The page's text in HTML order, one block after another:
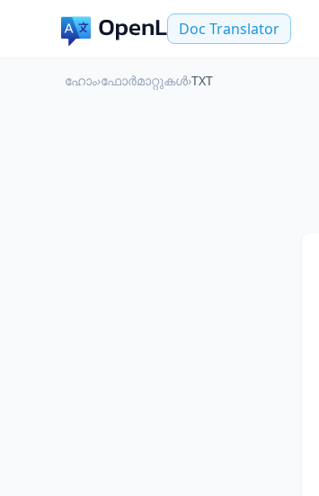
Doc Translator
ഹോം›ഫോർമാറ്റുകൾ›TXT